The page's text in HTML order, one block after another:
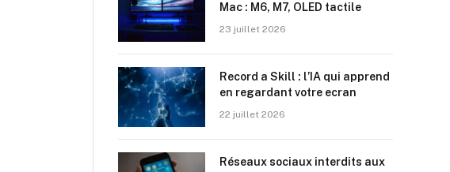
Mac : M6, M7, OLED tactile
23 juillet 2026
Record a Skill : l’IA qui apprend
en regardant votre ecran
22 juillet 2026
Réseaux sociaux interdits aux